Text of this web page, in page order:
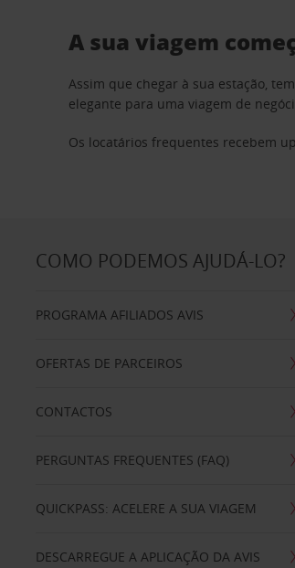
A sua viagem
Assim que chegar à sua estação,
elegante para uma viagem de
Os locatários frequentes recebem
COMO PODEMOS AJUDÁ-LO?
PROGRAMA AFILIADOS AVIS
OFERTAS DE PARCEIROS
CONTACTOS
PERGUNTAS FREQUENTES (FAQ)
QUICKPASS: ACELERE A SUA VIAGEM
DESCARREGUE A APLICAÇÃO DA AVIS